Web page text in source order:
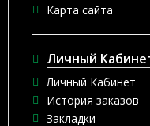
Карта сайта
Личный
Личный Кабинет
История заказов
Закладки